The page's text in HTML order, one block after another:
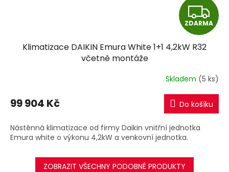
Z
D
R
M
A
ZDARMA
Klimatizace DAIKIN Emura White 1+1 4,2kW R32
včetně montáže
Skladem (5 ks)
99 904 Kč Do košíku
Nástěnná klimatizace od firmy Daikin vnitřní jednotka
Emura white o výkonu 4,2kW a venkovní jednotka.
ZOBRAZIT VŠECHNY PODOBNÉ PRODUKTY